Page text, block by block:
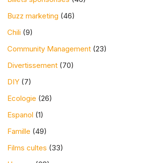
Buzz marketing (46)
Chili (9)
Community Management (23)
Divertissement (70)
DIY (7)
Ecologie (26)
Espanol (1)
Famille (49)
Films cultes (33)